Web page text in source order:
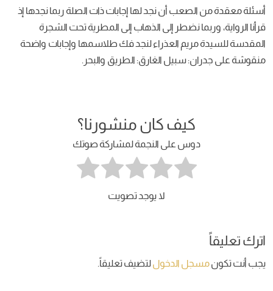
أسئلة معقدة من الصعب أن نجد لها إجابات ذات الصلة ربما نجدها إذ
قرأنا الرواية، وربما نضطر إلى الذهاب إلى المطرية تحت الشجرة
المقدسة للسيدة مريم العذراء لنجد فك طلاسمها وإجابات واضحة
منقوشة على جدران: ‫سبيل الغارق: الطريق والبحر‬.
كيف كان منشورنا؟
دوس على النجمة لمشاركة صوتك
لا يوجد تصويت
اترك تعليقاً
يجب أنت تكونمسجل الدخوللتضيف تعليقاً.